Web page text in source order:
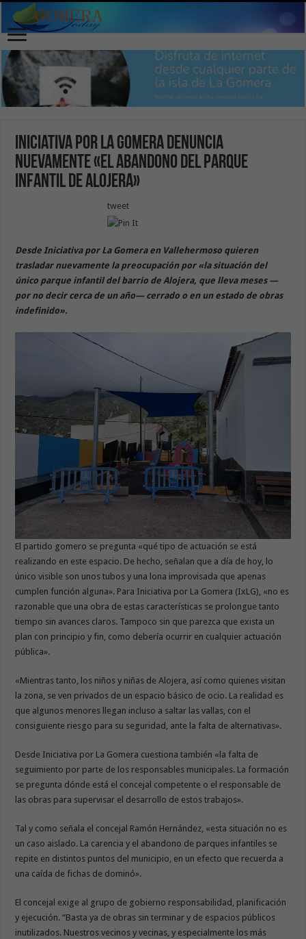
Iniciativa por La Gomera denuncia
nuevamente «el abandono del parque
infantil de Alojera»
tweet
Desde Iniciativa por La Gomera en Vallehermoso quieren
trasladar nuevamente la preocupación por «la situación del
único parque infantil del barrio de Alojera, que lleva meses —
por no decir cerca de un año— cerrado o en un estado de obras
indefinido».
El partido gomero se pregunta «qué tipo de actuación se está
realizando en este espacio. De hecho, señalan que a día de hoy, lo
único visible son unos tubos y una lona improvisada que apenas
cumplen función alguna». Para Iniciativa por La Gomera (IxLG), «no es
razonable que una obra de estas características se prolongue tanto
tiempo sin avances claros. Tampoco sin que parezca que exista un
plan con principio y fin, como debería ocurrir en cualquier actuación
pública».
«Mientras tanto, los niños y niñas de Alojera, así como quienes visitan
la zona, se ven privados de un espacio básico de ocio. La realidad es
que algunos menores llegan incluso a saltar las vallas, con el
consiguiente riesgo para su seguridad, ante la falta de alternativas».
Desde Iniciativa por La Gomera cuestiona también «la falta de
seguimiento por parte de los responsables municipales. La formación
se pregunta dónde está el concejal competente o el responsable de
las obras para supervisar el desarrollo de estos trabajos».
Tal y como señala el concejal Ramón Hernández, «esta situación no es
un caso aislado. La carencia y el abandono de parques infantiles se
repite en distintos puntos del municipio, en un efecto que recuerda a
una caída de fichas de dominó».
El concejal exige al grupo de gobierno responsabilidad, planificación
y ejecución. “Basta ya de obras sin terminar y de espacios públicos
inutilizados. Nuestros vecinos y vecinas, y especialmente los más